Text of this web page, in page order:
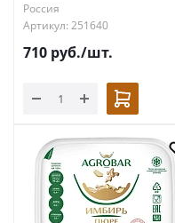
Россия
Артикул: 251640
710 руб./шт.